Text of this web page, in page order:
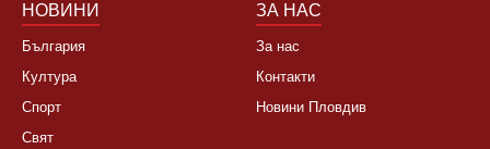
НОВИНИ
България
Култура
Спорт
Свят
ЗА НАС
За нас
Контакти
Новини Пловдив